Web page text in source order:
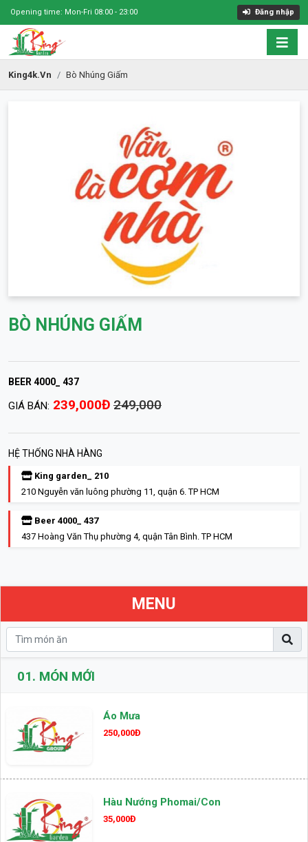
Opening time: Mon-Fri 08:00 - 23:00 Đăng nhập
King4k.vn Bò Nhúng Giấm
BÒ NHÚNG GIẤM
BEER 4000_ 437
GIÁ BÁN: 239,000Đ 249,000
HỆ THỐNG NHÀ HÀNG
King garden_ 210
210 Nguyễn văn luông phường 11, quận 6. TP HCM
Beer 4000_ 437
437 Hoàng Văn Thụ phường 4, quận Tân Bình. TP HCM
MENU
01. MÓN MỚI
Áo Mưa
250,000Đ
Hàu Nướng Phomai/con
35,000Đ